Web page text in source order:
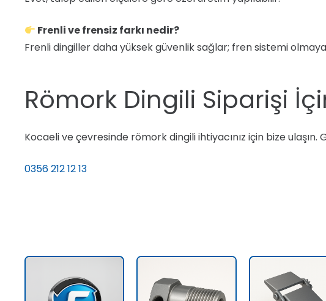
Frenli ve frensiz farkı nedir?
Frenli dingiller daha yüksek güvenlik sağlar; fren sistemi
Römork Dingili Siparişi
Kocaeli ve çevresinde römork dingili ihtiyacınız için bize
0356 212 12 13